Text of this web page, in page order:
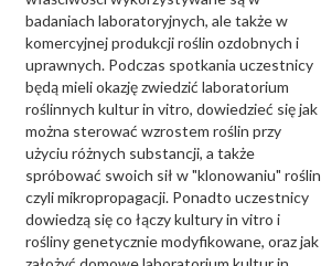
badaniach laboratoryjnych, ale także w
komercyjnej produkcji roślin ozdobnych i
uprawnych. Podczas spotkania uczestnicy
będą mieli okazję zwiedzić laboratorium
roślinnych kultur in vitro, dowiedzieć się jak
można sterować wzrostem roślin przy
użyciu różnych substancji, a także
spróbować swoich sił w "klonowaniu" roślin
czyli mikropropagacji. Ponadto uczestnicy
dowiedzą się co łączy kultury in vitro i
rośliny genetycznie modyfikowane, oraz jak